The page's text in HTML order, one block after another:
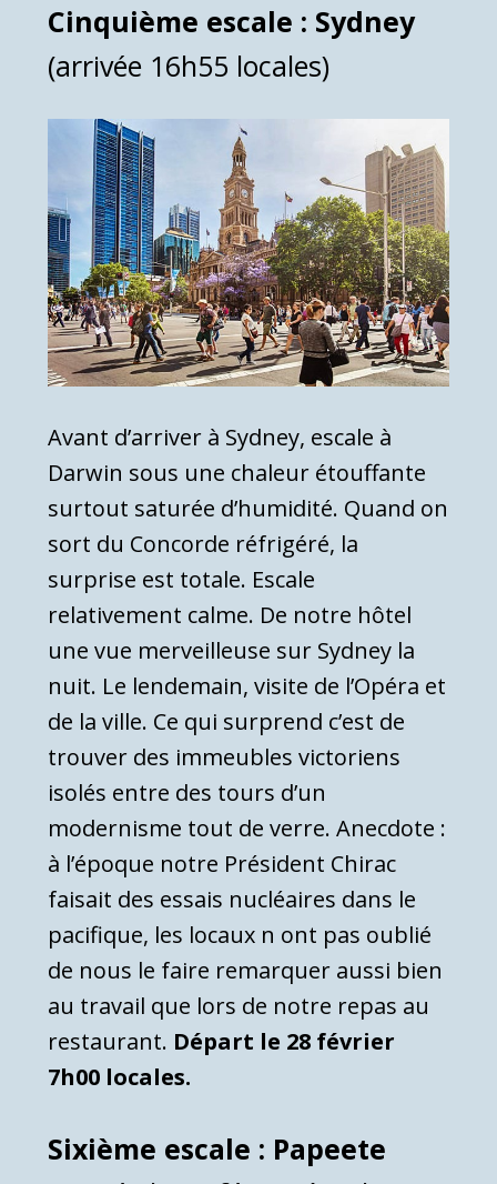
Cinquième escale : Sydney
(arrivée 16h55 locales)
Avant d’arriver à Sydney, escale à
Darwin sous une chaleur étouffante
surtout saturée d’humidité. Quand on
sort du Concorde réfrigéré, la
surprise est totale. Escale
relativement calme. De notre hôtel
une vue merveilleuse sur Sydney la
nuit. Le lendemain, visite de l’Opéra et
de la ville. Ce qui surprend c’est de
trouver des immeubles victoriens
isolés entre des tours d’un
modernisme tout de verre. Anecdote :
à l’époque notre Président Chirac
faisait des essais nucléaires dans le
pacifique, les locaux n ont pas oublié
de nous le faire remarquer aussi bien
au travail que lors de notre repas au
restaurant. Départ le 28 février
7h00 locales.
Sixième escale : Papeete